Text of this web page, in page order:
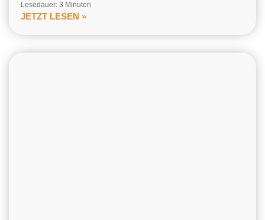
Lesedauer: 3 Minuten
JETZT LESEN »